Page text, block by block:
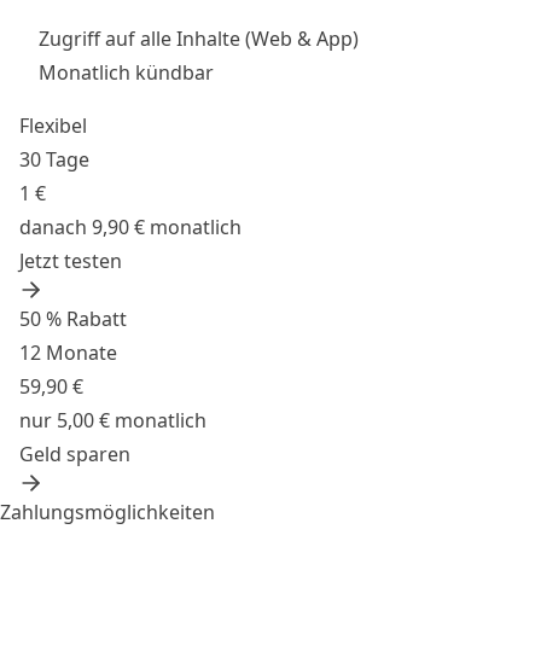
Zugriff auf alle Inhalte (Web & App)
Monatlich kündbar
Flexibel
30 Tage
1 €
danach 9,90 € monatlich
Jetzt testen
50 % Rabatt
12 Monate
59,90 €
nur 5,00 € monatlich
Geld sparen
Zahlungsmöglichkeiten